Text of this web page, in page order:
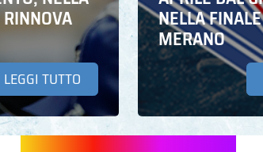
LEGGI TUTTO
NELLA
MERANO